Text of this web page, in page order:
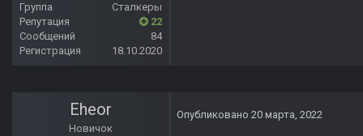
Группа
Сталкеры
Репутация
22
Сообщений
84
Регистрация
18.10.2020
Eheor
Новичок
Опубликовано 20 марта, 2022